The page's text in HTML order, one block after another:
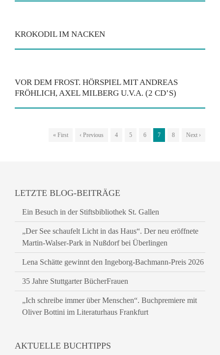
KROKODIL IM NACKEN
VOR DEM FROST. HÖRSPIEL MIT ANDREAS
FRÖHLICH, AXEL MILBERG U.V.A. (2 CD’S)
« First ‹ Previous 4 5 6 7 8 Next ›
LETZTE BLOG-BEITRÄGE
Ein Besuch in der Stiftsbibliothek St. Gallen
„Der See schaufelt Licht in das Haus“. Der neu eröffnete
Martin-Walser-Park in Nußdorf bei Überlingen
Lena Schätte gewinnt den Ingeborg-Bachmann-Preis 2026
35 Jahre Stuttgarter BücherFrauen
„Ich schreibe immer über Menschen“. Buchpremiere mit
Oliver Bottini im Literaturhaus Frankfurt
AKTUELLE BUCHTIPPS